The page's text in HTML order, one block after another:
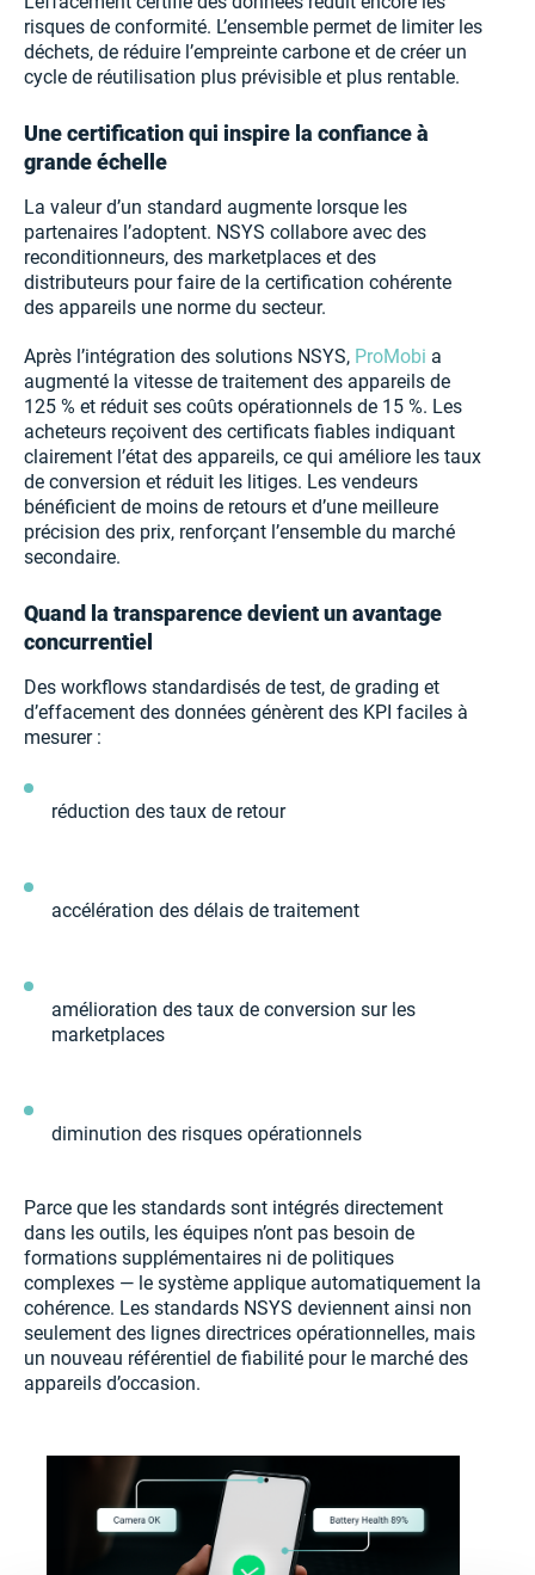
risques de conformité. L’ensemble permet de limiter les
déchets, de réduire l’empreinte carbone et de créer un
cycle de réutilisation plus prévisible et plus rentable.
Une certification qui inspire la confiance à
grande échelle
La valeur d’un standard augmente lorsque les
partenaires l’adoptent. NSYS collabore avec des
reconditionneurs, des marketplaces et des
distributeurs pour faire de la certification cohérente
des appareils une norme du secteur.
Après l’intégration des solutions NSYS, ProMobi a
augmenté la vitesse de traitement des appareils de
125 % et réduit ses coûts opérationnels de 15 %. Les
acheteurs reçoivent des certificats fiables indiquant
clairement l’état des appareils, ce qui améliore les taux
de conversion et réduit les litiges. Les vendeurs
bénéficient de moins de retours et d’une meilleure
précision des prix, renforçant l’ensemble du marché
secondaire.
Quand la transparence devient un avantage
concurrentiel
Des workflows standardisés de test, de grading et
d’effacement des données génèrent des KPI faciles à
mesurer :
réduction des taux de retour
accélération des délais de traitement
amélioration des taux de conversion sur les
marketplaces
diminution des risques opérationnels
Parce que les standards sont intégrés directement
dans les outils, les équipes n’ont pas besoin de
formations supplémentaires ni de politiques
complexes — le système applique automatiquement la
cohérence. Les standards NSYS deviennent ainsi non
seulement des lignes directrices opérationnelles, mais
un nouveau référentiel de fiabilité pour le marché des
appareils d’occasion.